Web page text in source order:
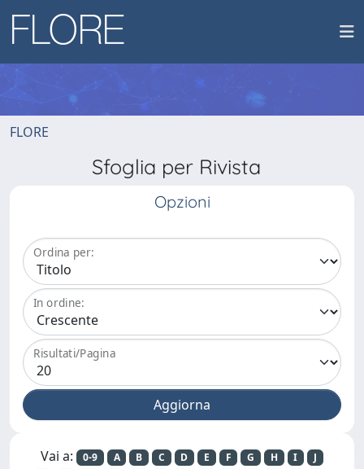
FLORE
Sfoglia per Rivista
Opzioni
Ordina per:
In ordine:
Risultati/Pagina
Vai a: 0-9 A B C D E F G H I
J